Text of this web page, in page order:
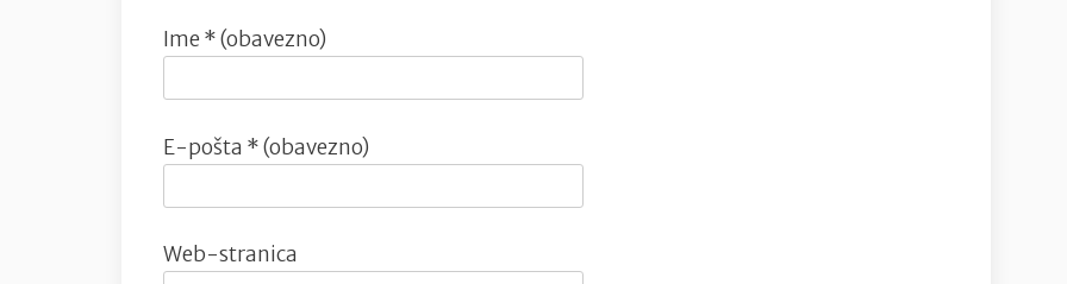
Ime * (obavezno)
E-pošta * (obavezno)
Web-stranica